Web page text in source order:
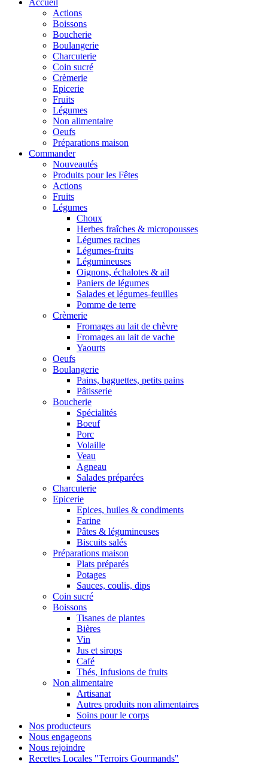
Accueil
Actions
Boissons
Boucherie
Boulangerie
Charcuterie
Coin sucré
Crèmerie
Epicerie
Fruits
Légumes
Non alimentaire
Oeufs
Préparations maison
Commander
Nouveautés
Produits pour les Fêtes
Actions
Fruits
Légumes
Choux
Herbes fraîches & micropousses
Légumes racines
Légumes-fruits
Légumineuses
Oignons, échalotes & ail
Paniers de légumes
Salades et légumes-feuilles
Pomme de terre
Crèmerie
Fromages au lait de chèvre
Fromages au lait de vache
Yaourts
Oeufs
Boulangerie
Pains, baguettes, petits pains
Pâtisserie
Boucherie
Spécialités
Boeuf
Porc
Volaille
Veau
Agneau
Salades préparées
Charcuterie
Epicerie
Epices, huiles & condiments
Farine
Pâtes & légumineuses
Biscuits salés
Préparations maison
Plats préparés
Potages
Sauces, coulis, dips
Coin sucré
Boissons
Tisanes de plantes
Bières
Vin
Jus et sirops
Café
Thés, Infusions de fruits
Non alimentaire
Artisanat
Autres produits non alimentaires
Soins pour le corps
Nos producteurs
Nous engageons
Nous rejoindre
Recettes Locales "Terroirs Gourmands"